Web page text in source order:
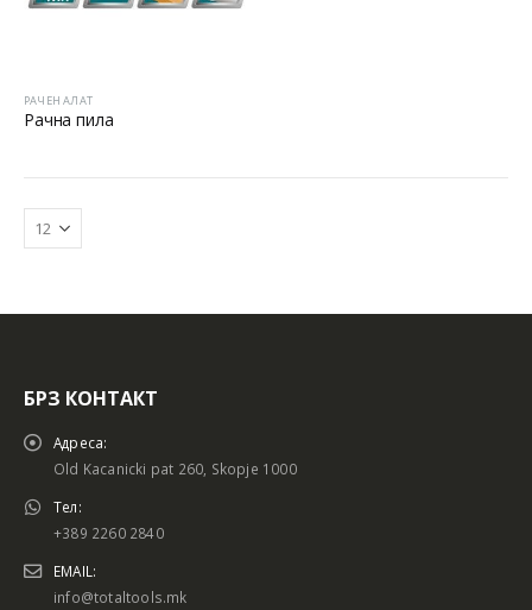
РАЧЕН АЛАТ
Рачна пила
Батериски сет
БРЗ КОНТАКТ
Адреса:
Old Kacanicki pat 260, Skopje 1000
Тел:
+389 2260 2840
EMAIL:
info@totaltools.mk